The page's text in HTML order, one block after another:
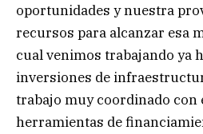
oportunidades y nuestra
recursos para alcanzar esa
cual venimos trabajando ya
inversiones de
trabajo muy coordinado con
herramientas de